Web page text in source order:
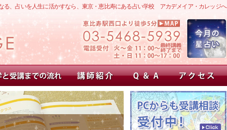
る、占いを人生に活かすなら、東京・恵比寿にある占い学校 アカデメイア・カレッジへ